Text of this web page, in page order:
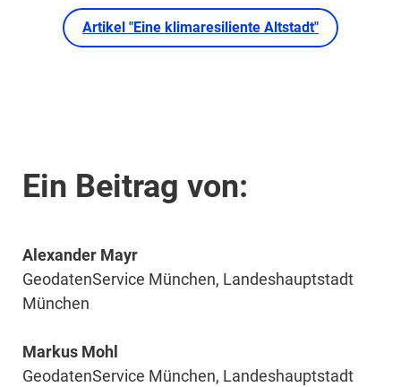
Artikel "Eine klimaresiliente Altstadt"
Ein Beitrag von:
Alexander Mayr
GeodatenService München, Landeshauptstadt
München
Markus Mohl
GeodatenService München, Landeshauptstadt